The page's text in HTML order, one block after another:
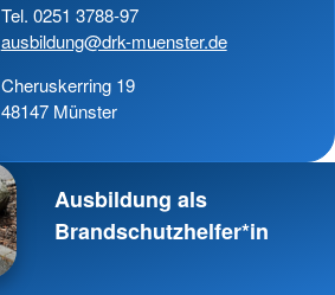
Tel. 0251 3788-97
ausbildung@drk-muenster.de
Cheruskerring 19
48147 Münster
Ausbildung als
Brandschutzhelfer*in